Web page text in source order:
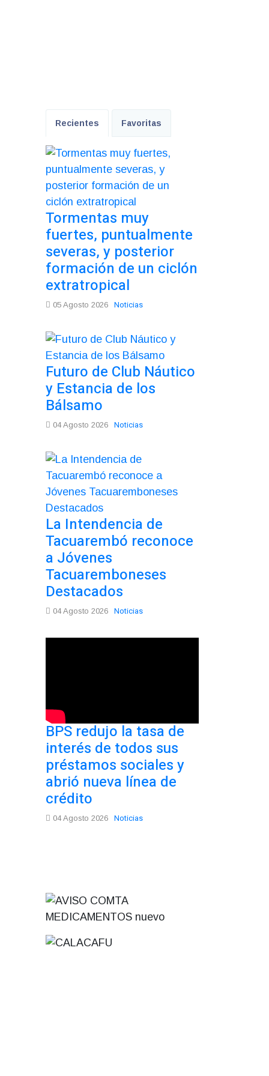
Recientes Favoritas
Tormentas muy
fuertes, puntualmente
severas, y posterior
formación de un ciclón
extratropical
05 Agosto 2026 Noticias
Futuro de Club Náutico
y Estancia de los
Bálsamo
04 Agosto 2026 Noticias
La Intendencia de
Tacuarembó reconoce
a Jóvenes
Tacuaremboneses
Destacados
04 Agosto 2026 Noticias
BPS redujo la tasa de
interés de todos sus
préstamos sociales y
abrió nueva línea de
crédito
04 Agosto 2026 Noticias